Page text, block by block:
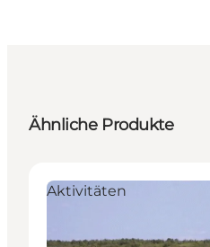
Ähnliche Produkte
Aktivitäten